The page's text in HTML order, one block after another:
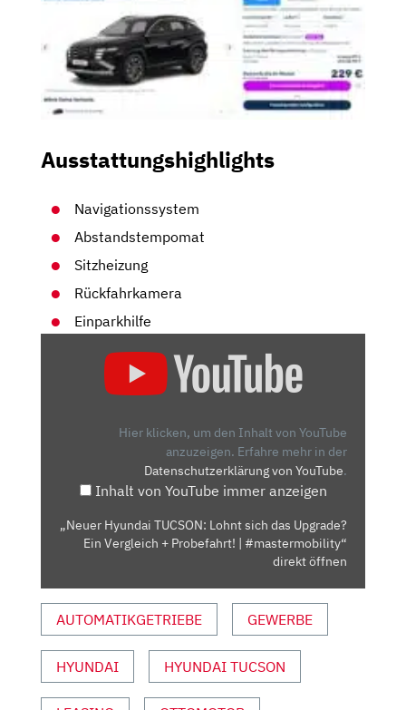
Ausstattungshighlights
Navigationssystem
Abstandstempomat
Sitzheizung
Rückfahrkamera
Einparkhilfe
HYUNDAI
VERGLEICH
#MASTERMOBILITY“
VON
YOUTUBE
ANZEIGEN
Hier klicken, um den Inhalt von YouTube
anzuzeigen. Erfahre mehr in der
Datenschutzerklärung von YouTube.
Inhalt von YouTube immer anzeigen
„Neuer Hyundai TUCSON: Lohnt sich das Upgrade?
Ein Vergleich + Probefahrt! | #mastermobility“
direkt öffnen
AUTOMATIKGETRIEBE GEWERBE
HYUNDAI HYUNDAI TUCSON